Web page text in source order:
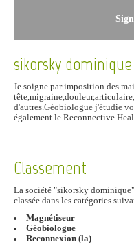
sikorsky dominique
Je soigne par imposition des
d'autres.Géobiologue j'étudie
également le Reconnective
Classement
La société "sikorsky
classée dans les catégories
Magnétiseur
Géobiologue
Reconnexion (la)